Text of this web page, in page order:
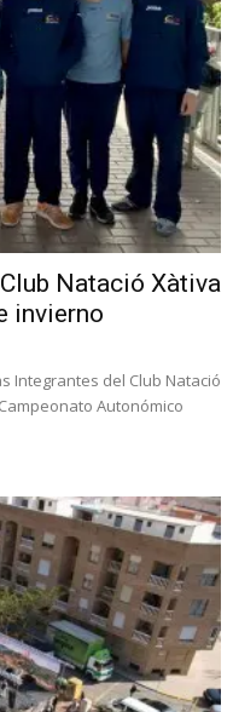
Natació Xàtiva
invierno
Integrantes del Club Natació
Autonómico